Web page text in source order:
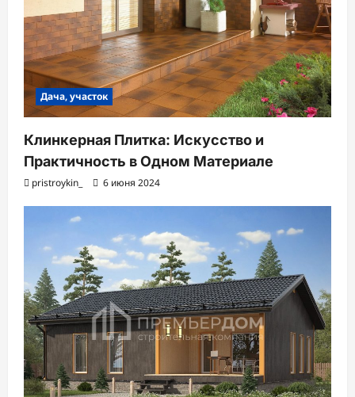
Дача, участок
Клинкерная Плитка: Искусство и
Практичность в Одном Материале
pristroykin_ 6 июня 2024